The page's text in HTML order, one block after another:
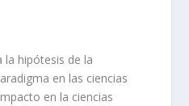
la hipótesis de la
en las ciencias
en la ciencias